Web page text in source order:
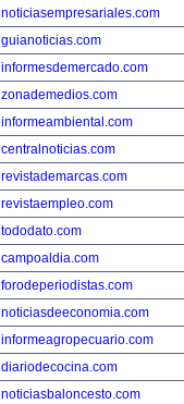
noticiasempresariales.com
guianoticias.com
informesdemercado.com
zonademedios.com
informeambiental.com
centralnoticias.com
revistademarcas.com
revistaempleo.com
tododato.com
campoaldia.com
forodeperiodistas.com
noticiasdeeconomia.com
informeagropecuario.com
diariodecocina.com
noticiasbaloncesto.com